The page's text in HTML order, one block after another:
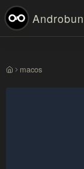
Beranda
macos